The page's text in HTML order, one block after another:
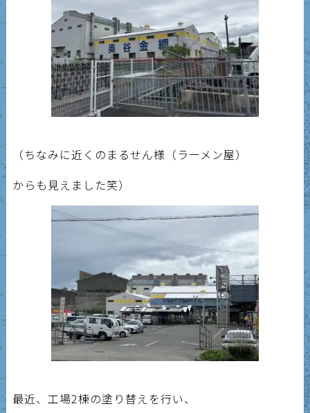
（ちなみに近くのまるせん様（ラーメン屋）
からも見えました笑）
最近、工場2棟の塗り替えを行い、